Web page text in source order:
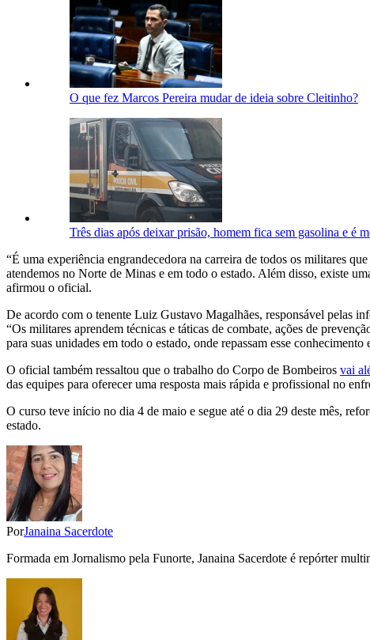
O que fez Marcos Pereira mudar de ideia sobre Cleitinho?
Três dias após deixar prisão, homem fica sem gasolina e é
“É uma experiência engrandecedora na carreira de todos os militares
atendemos no Norte de Minas e em todo o estado. Além disso, existe
afirmou o oficial.
De acordo com o tenente Luiz Gustavo Magalhães, responsável pelas
“Os militares aprendem técnicas e táticas de combate, ações de
para suas unidades em todo o estado, onde repassam esse
O oficial também ressaltou que o trabalho do Corpo de Bombeiros vai
das equipes para oferecer uma resposta mais rápida e profissional no
O curso teve início no dia 4 de maio e segue até o dia 29 deste mês,
estado.
PorJanaina Sacerdote
Formada em Jornalismo pela Funorte, Janaina Sacerdote é repórter